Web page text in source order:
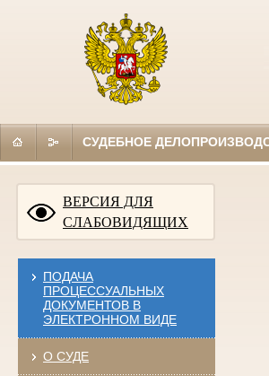
СУДЕБНОЕ
ВЕРСИЯ ДЛЯ
СЛАБОВИДЯЩИХ
ПОДАЧА
ПРОЦЕССУАЛЬНЫХ
ДОКУМЕНТОВ В
ЭЛЕКТРОННОМ ВИДЕ
О СУДЕ